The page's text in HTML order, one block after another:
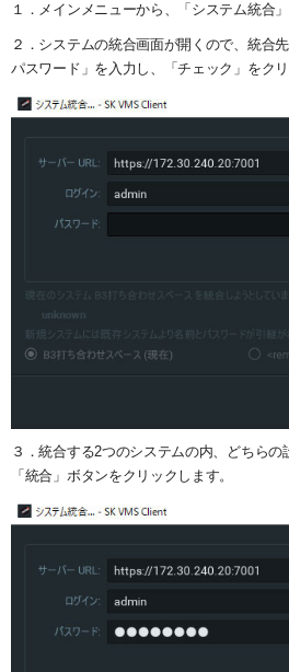
推奨動作環境
最大接続台数
システム機能
ユーザー管理
ライブの再生とカメラ操作
レイアウトの作成
録画映像の検索
操作手順
ダウンロード
30日間無料体験
デモサーバー
定期配信メールのご登録
資料ダウンロード
システム・ケイAIサイトへ
NVR(ネットワークビデオレコーダー)
システ・ケイカメラサイトへ
システム・ケイサイトへ
１．メインメニューから、「システム統合
２．システムの統合画面が開くので、統合
パスワード」を入力し、「チェック」をクリ
３．統合する2つのシステムの内、どちらの
「統合」ボタンをクリックします。